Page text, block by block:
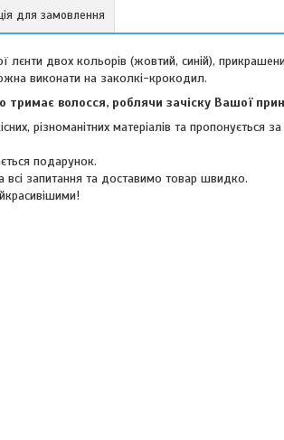
для замовлення
лєнти двох кольорів (жовтий, синій),
виконати на заколкі-крокодил.
тримає волосся, роблячи зачіску Вашої
різноманітних матеріалів та пропонується
подарунок.
всі запитання та доставимо товар швидко.